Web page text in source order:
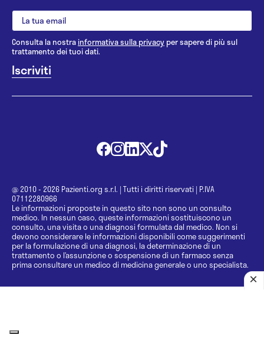
Consulta la nostrainformativa sulla privacy per sapere di più sul
trattamento dei tuoi dati.
@ 2010 - 2026 Pazienti.org s.r.l. | Tutti i diritti riservati | P.IVA
07112280966
Le informazioni proposte in questo sito non sono un consulto
medico. In nessun caso, queste informazioni sostituiscono un
consulto, una visita o una diagnosi formulata dal medico. Non si
devono considerare le informazioni disponibili come suggerimenti
per la formulazione di una diagnosi, la determinazione di un
trattamento o l’assunzione o sospensione di un farmaco senza
prima consultare un medico di medicina generale o uno specialista.